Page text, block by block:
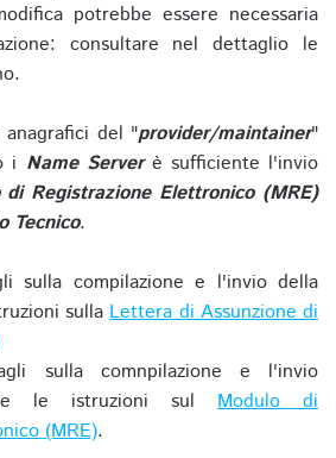
potrebbe essere necessaria
consultare nel dettaglio le
del "provider/maintainer"
i Name Serverè sufficiente l'invio
di Registrazione Elettronico (MRE)
Tecnico.
sulla compilazione e l'invio della
sullaLettera di Assunzione di
sulla comnpilazione e l'invio
le istruzioni sul Modulo di
(MRE).